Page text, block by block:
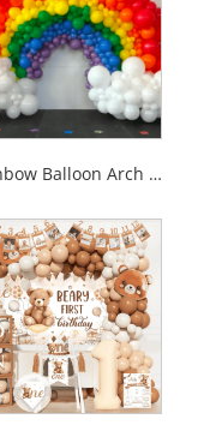
Rainbow Balloon Arch Kit